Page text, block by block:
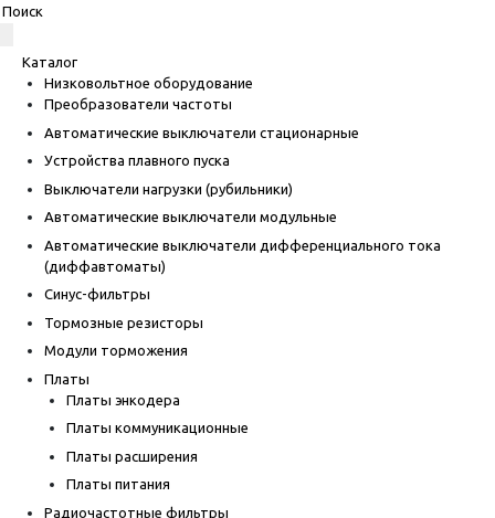
Каталог
Низковольтное оборудование
Преобразователи частоты
Автоматические выключатели стационарные
Устройства плавного пуска
Выключатели нагрузки (рубильники)
Автоматические выключатели модульные
Автоматические выключатели дифференциального тока
(диффавтоматы)
Синус-фильтры
Тормозные резисторы
Модули торможения
Платы
Платы энкодера
Платы коммуникационные
Платы расширения
Платы питания
Радиочастотные фильтры